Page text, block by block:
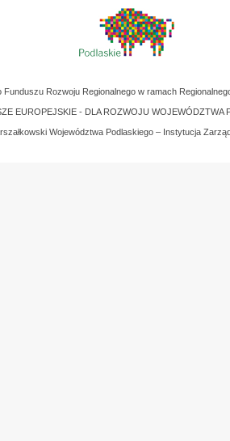
Rozwoju Regionalnego w ramach
EUROPEJSKIE - DLA ROZWOJU WOJEWÓDZTWA
Województwa Podlaskiego – Instytucja